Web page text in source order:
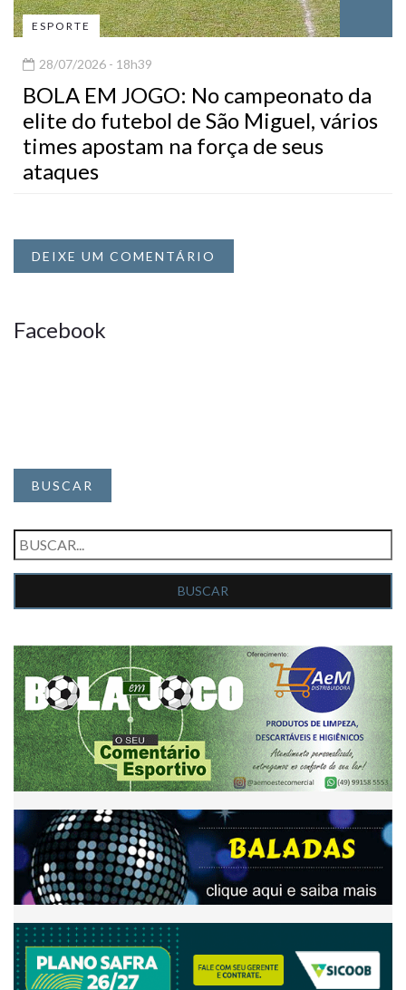
ESPORTE
28/07/2026 - 18h39
BOLA EM JOGO: No campeonato da
elite do futebol de São Miguel, vários
times apostam na força de seus
ataques
DEIXE UM COMENTÁRIO
Facebook
BUSCAR